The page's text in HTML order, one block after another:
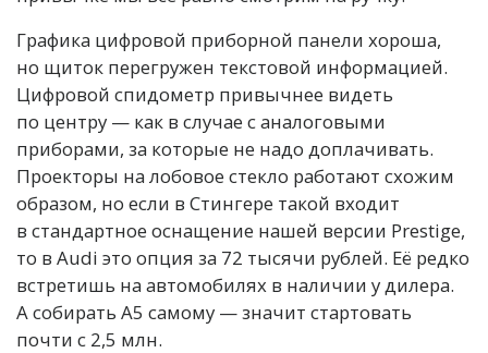
Графика цифровой приборной панели хороша,
но щиток перегружен текстовой информацией.
Цифровой спидометр привычнее видеть
по центру — как в случае с аналоговыми
приборами, за которые не надо доплачивать.
Проекторы на лобовое стекло работают схожим
образом, но если в Стингере такой входит
в стандартное оснащение нашей версии Prestige,
то в Audi это опция за 72 тысячи рублей. Её редко
встретишь на автомобилях в наличии у дилера.
А собирать A5 самому — значит стартовать
почти с 2,5 млн.